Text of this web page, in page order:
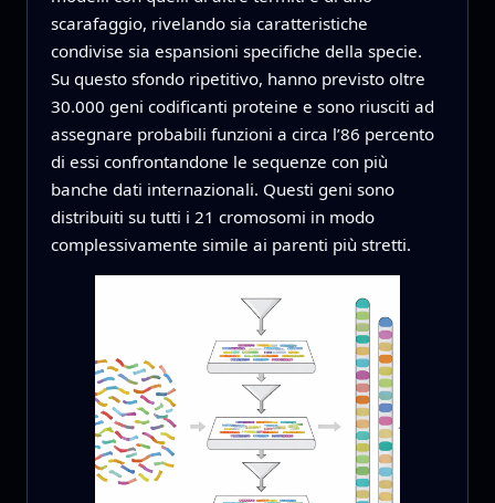
scarafaggio, rivelando sia caratteristiche
condivise sia espansioni specifiche della specie.
Su questo sfondo ripetitivo, hanno previsto oltre
30.000 geni codificanti proteine e sono riusciti ad
assegnare probabili funzioni a circa l’86 percento
di essi confrontandone le sequenze con più
banche dati internazionali. Questi geni sono
distribuiti su tutti i 21 cromosomi in modo
complessivamente simile ai parenti più stretti.